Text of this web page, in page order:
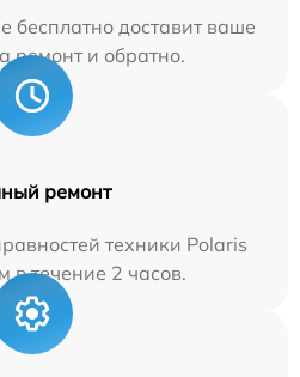
бесплатно доставит ваше
ремонт и обратно.
ремонт
техники Polaris
в течение 2 часов.